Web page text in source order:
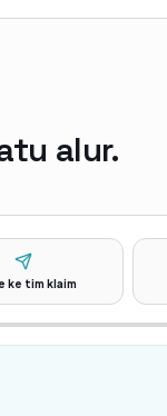
alur.
ke tim klaim